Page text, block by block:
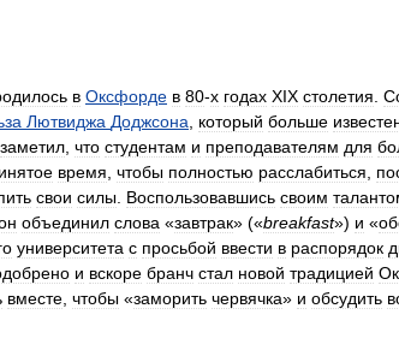
в Оксфорде в 80-х годах XIX столетия
Лютвиджа Доджсона который больше
заметил что студентам и преподавателям для
время чтобы полностью расслабиться
свои силы Воспользовавшись своим
объединил слова «завтрак» («breakfast») и «
университета с просьбой ввести в распорядок
и вскоре бранч стал новой традицией
вместе чтобы «заморить червячка» и обсудить